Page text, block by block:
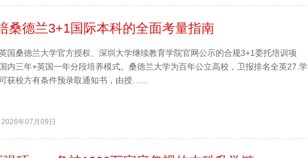
桑德兰3+1国际本科的全面考量指南
国桑德兰大学官方授权、深圳大学继续教育学院官网公示的合规3+1委托培训项
内三年+英国一年分段培养模式。桑德兰大学为百年公立高校，卫报排名全英27.学
获校方有条件预录取通知书，由授…...
年07月09日